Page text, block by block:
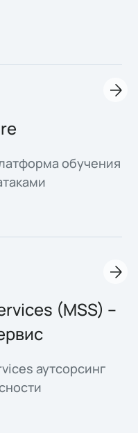
обучения
(MSS) –
аутсорсинг